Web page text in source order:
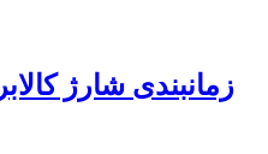
زمانبندی شارژ